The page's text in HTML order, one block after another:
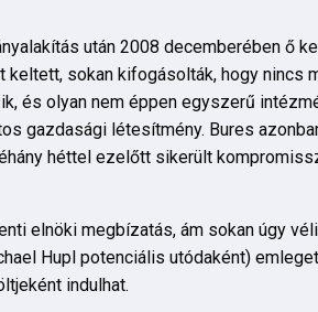
után 2008 decemberében ő
sokan kifogásolták, hogy
és olyan nem éppen egyszerű
gazdasági létesítmény. Bures
héttel ezelőtt sikerült
elnöki megbízatás, ám sokan úgy
Hӓupl potenciális utódaként)
indulhat.